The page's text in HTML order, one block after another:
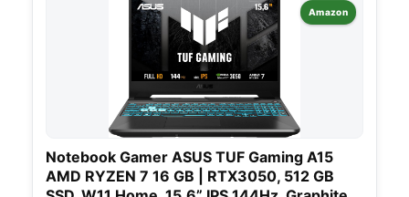
Amazon
Notebook Gamer ASUS TUF Gaming A15
AMD RYZEN 7 16 GB | RTX3050, 512 GB